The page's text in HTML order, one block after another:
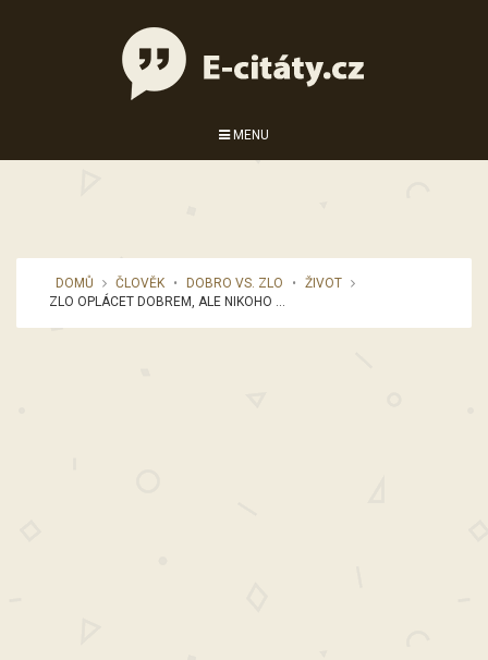
MENU
DOMŮ ČLOVĚK • DOBRO VS. ZLO •
ŽIVOT
ZLO OPLÁCET DOBREM, ALE NIKOHO ...